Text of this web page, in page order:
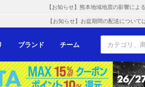
【お知らせ】熊本地域地震の影響によ
【お知らせ】お盆期間の配送について
ブランド チーム